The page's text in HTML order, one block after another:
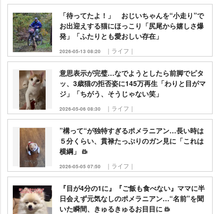
「待ってたよ！」 おじいちゃんを“小走り”で
お出迎えする猫にほっこり「尻尾から嬉しさ爆
発」「ふたりとも愛おしい存在」
2026-05-13 08:20 ｜ライフ｜
意思表示が完璧…なでようとしたら前脚でピタ
ッ、3歳猫の拒否姿に145万再生「わりと目がマ
ジ」「ちがう、そうじゃない笑」
2026-05-06 08:30 ｜ライフ｜
”構って“が独特すぎるポメラニアン…長い時は
５分くらい、貫禄たっぷりのガン見に「これは
横綱」
2026-05-05 07:50 ｜ライフ｜
『目が4分の1に』『ご飯も食べない』ママに半
日会えず元気なしのポメラニアン…“名前”を聞
いた瞬間、きゅるきゅるお目目に